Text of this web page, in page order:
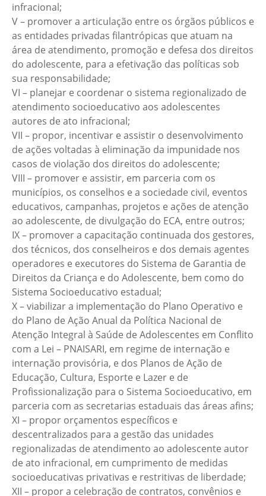
infracional;
V – promover a articulação entre os órgãos públicos e
as entidades privadas filantrópicas que atuam na
área de atendimento, promoção e defesa dos direitos
do adolescente, para a efetivação das políticas sob
sua responsabilidade;
VI – planejar e coordenar o sistema regionalizado de
atendimento socioeducativo aos adolescentes
autores de ato infracional;
VII – propor, incentivar e assistir o desenvolvimento
de ações voltadas à eliminação da impunidade nos
casos de violação dos direitos do adolescente;
VIII – promover e assistir, em parceria com os
municípios, os conselhos e a sociedade civil, eventos
educativos, campanhas, projetos e ações de atenção
ao adolescente, de divulgação do ECA, entre outros;
IX – promover a capacitação continuada dos gestores,
dos técnicos, dos conselheiros e dos demais agentes
operadores e executores do Sistema de Garantia de
Direitos da Criança e do Adolescente, bem como do
Sistema Socioeducativo estadual;
X – viabilizar a implementação do Plano Operativo e
do Plano de Ação Anual da Política Nacional de
Atenção Integral à Saúde de Adolescentes em Conflito
com a Lei – PNAISARI, em regime de internação e
internação provisória, e dos Planos de Ação de
Educação, Cultura, Esporte e Lazer e de
Profissionalização para o Sistema Socioeducativo, em
parceria com as secretarias estaduais das áreas afins;
XI – propor orçamentos específicos e
descentralizados para a gestão das unidades
regionalizadas de atendimento ao adolescente autor
de ato infracional, em cumprimento de medidas
socioeducativas privativas e restritivas de liberdade;
XII – propor a celebração de contratos, convênios e